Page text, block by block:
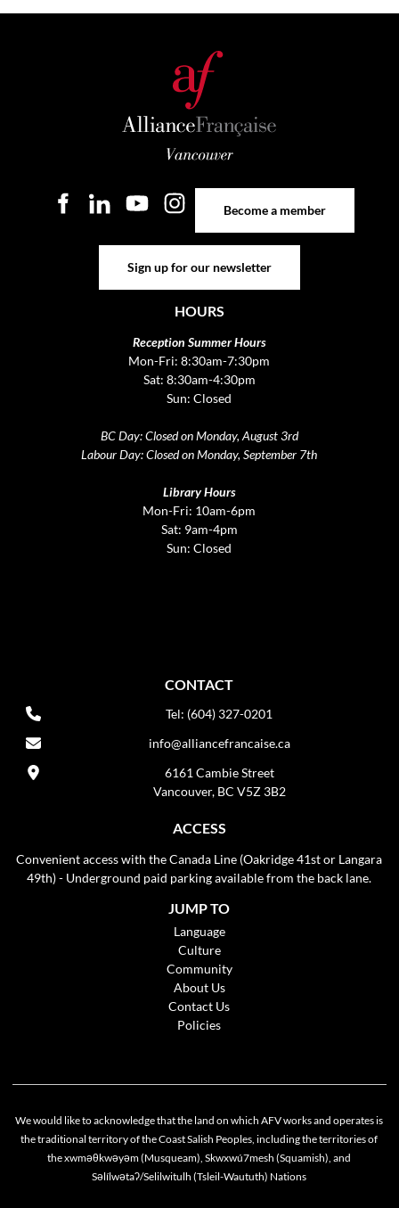
Become a member
Sign up for our newsletter
HOURS
Reception Summer Hours
Mon-Fri: 8:30am-7:30pm
Sat: 8:30am-4:30pm
Sun: Closed
BC Day: Closed on Monday, August 3rd
Labour Day: Closed on Monday, September 7th
Library Hours
Mon-Fri: 10am-6pm
Sat: 9am-4pm
Sun: Closed
CONTACT
Tel: (604) 327-0201
info@alliancefrancaise.ca
6161 Cambie Street
Vancouver, BC V5Z 3B2
ACCESS
Convenient access with the Canada Line (Oakridge 41st or Langara
49th) - Underground paid parking available from the back lane.
JUMP TO
Language
Culture
Community
About Us
Contact Us
Policies
We would like to acknowledge that the land on which AFV works and operates is
the traditional territory of the Coast Salish Peoples, including the territories of
the xwməθkwəyəm (Musqueam), Skwxwú7mesh (Squamish), and
Səlílwətaʔ/Selilwitulh (Tsleil-Waututh) Nations
Cookie policy